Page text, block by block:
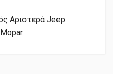
Αριστερά Jeep